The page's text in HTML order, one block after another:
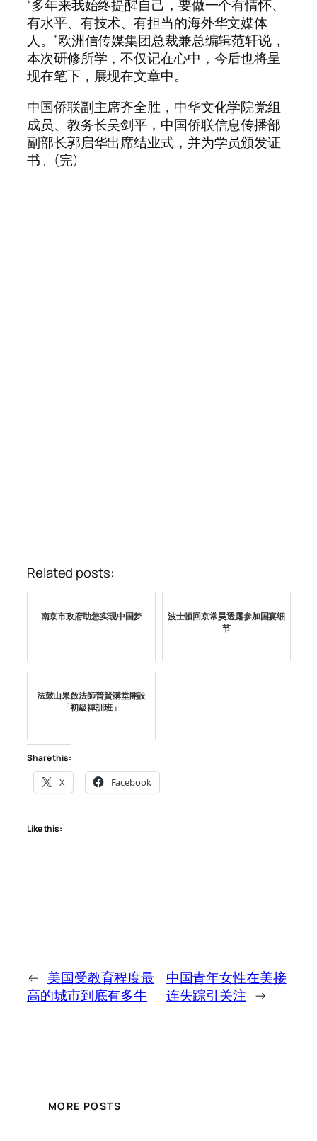
“多年来我始终提醒自己，要做一个有情怀、
有水平、有技术、有担当的海外华文媒体
人。”欧洲信传媒集团总裁兼总编辑范轩说，
本次研修所学，不仅记在心中，今后也将呈
现在笔下，展现在文章中。
中国侨联副主席齐全胜，中华文化学院党组
成员、教务长吴剑平，中国侨联信息传播部
副部长郭启华出席结业式，并为学员颁发证
书。(完)
Related posts:
南京市政府助您实现中国梦
波士顿回京常昊透露参加国宴细
节
法鼓山果啟法師普賢講堂開設
「初級禪訓班」
Share this:
X Facebook
Like this:
← 美国受教育程度最
高的城市到底有多牛
中国青年女性在美接
连失踪引关注 →
MORE POSTS